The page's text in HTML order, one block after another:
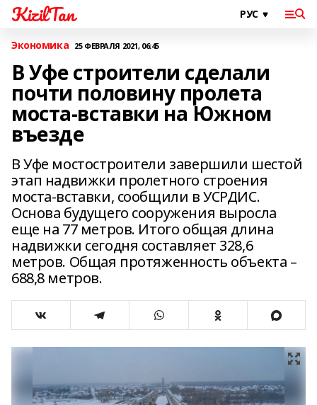
KizilTan
Экономика 25 ФЕВРАЛЯ 2021, 06:45
В Уфе строители сделали
почти половину пролета
моста-вставки на Южном
въезде
В Уфе мостостроители завершили шестой
этап надвижки пролетного строения
моста-вставки, сообщили в УСРДИС.
Основа будущего сооружения выросла
еще на 77 метров. Итого общая длина
надвижки сегодня составляет 328,6
метров. Общая протяженность объекта –
688,8 метров.